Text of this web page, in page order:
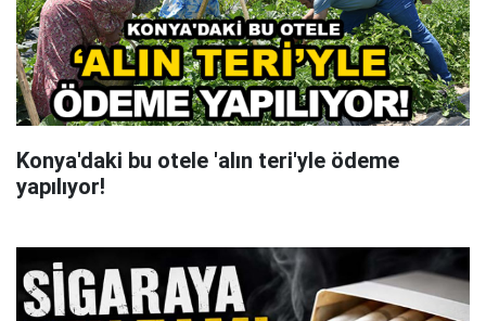
Konya'daki bu otele 'alın teri'yle ödeme
yapılıyor!